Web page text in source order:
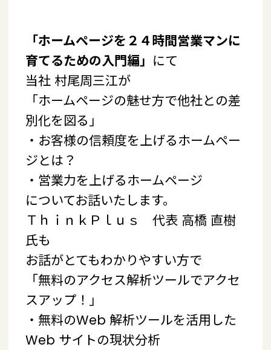
「ホームページを２４時間営業マンに
育てるための入門編」 にて
当社 村尾周三江が
「ホームページの魅せ方で他社との差
別化を図る」
・お客様の信頼度を上げるホームペー
ジとは？
・営業力を上げるホームページ
についてお話いたします。
ＴｈｉｎｋＰｌｕｓ 代表 高橋 直樹
氏も
お話がとてもわかりやすい方で
「無料のアクセス解析ツールでアクセ
スアップ！」
・無料のWeb 解析ツールを活用した
Web サイトの現状分析